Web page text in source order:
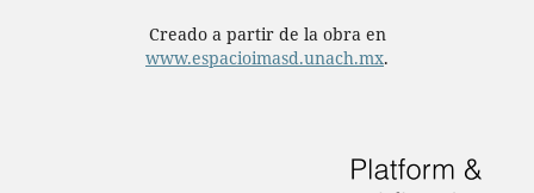
Creado a partir de la obra en
www.espacioimasd.unach.mx.